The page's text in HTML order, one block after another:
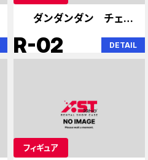
ダンダンダン チェン
ソー
R-02 DETAIL
フィギュア